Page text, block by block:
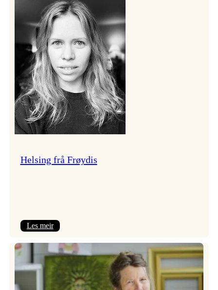
Helsing frå Frøydis
Les meir:
frå
Frøydis